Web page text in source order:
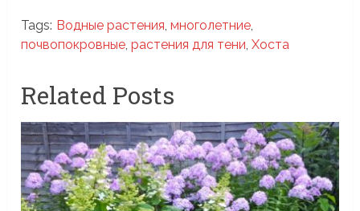
Tags: Водные растения ,многолетние
почвопокровные ,растения для тени ,Хоста
Related Posts